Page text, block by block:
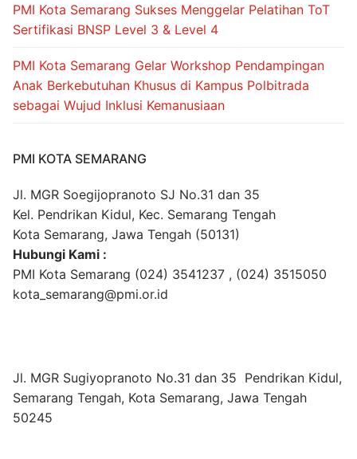
PMI Kota Semarang Sukses Menggelar Pelatihan ToT
Sertifikasi BNSP Level 3 & Level 4
PMI Kota Semarang Gelar Workshop Pendampingan
Anak Berkebutuhan Khusus di Kampus Polbitrada
sebagai Wujud Inklusi Kemanusiaan
PMI KOTA SEMARANG
Jl. MGR Soegijopranoto SJ No.31 dan 35
Kel. Pendrikan Kidul, Kec. Semarang Tengah
Kota Semarang, Jawa Tengah (50131)
Hubungi Kami :
PMI Kota Semarang (024) 3541237 , (024) 3515050
kota_semarang@pmi.or.id
Jl. MGR Sugiyopranoto No.31 dan 35 Pendrikan Kidul,
Semarang Tengah, Kota Semarang, Jawa Tengah
50245